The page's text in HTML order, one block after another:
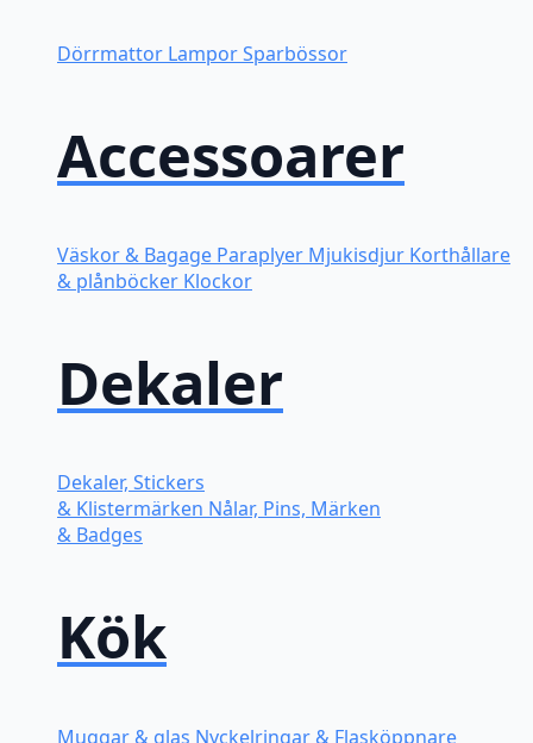
Dörrmattor LamporSparbössor
Accessoarer
Väskor & Bagage Paraplyer Mjukisdjur Korthållare
& plånböcker Klockor
Dekaler
Dekaler, Stickers
& Klistermärken Nålar, Pins, Märken
& Badges
Kök
Muggar & glas Nyckelringar & Flasköppnare